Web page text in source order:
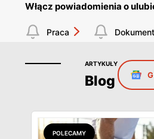
Włącz powiadomienia o
Praca
ARTYKUŁY
Blog
POLECAMY